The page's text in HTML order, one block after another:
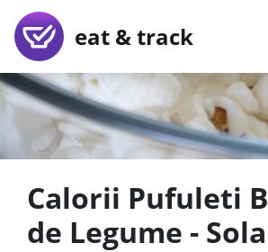
eat & track
Calorii Pufuleti
de Legume -